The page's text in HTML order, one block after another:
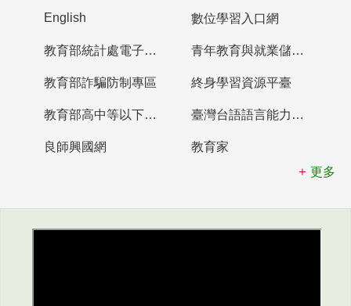
English 數位學習入口網
教育部統計處電子書櫃 青年教育與就業儲蓄帳戶
教育部詐騙防制專區 終身學習資源平臺
教育部高中等以下學校及幼兒園教師資格檢定考試 臺灣台語語言能力認證網站
良師興國網
教育家
更多